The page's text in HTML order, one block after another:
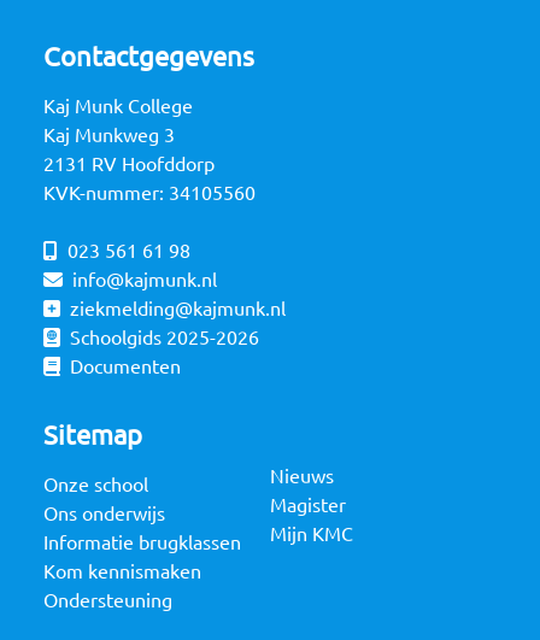
Contactgegevens
Kaj Munk College
Kaj Munkweg 3
2131 RV Hoofddorp
KVK-nummer: 34105560
023 561 61 98
info@kajmunk.nl
ziekmelding@kajmunk.nl
Schoolgids 2025-2026
Documenten
Sitemap
Onze school
Ons onderwijs
Informatie brugklassen
Kom kennismaken
Ondersteuning
Nieuws
Magister
Mijn KMC